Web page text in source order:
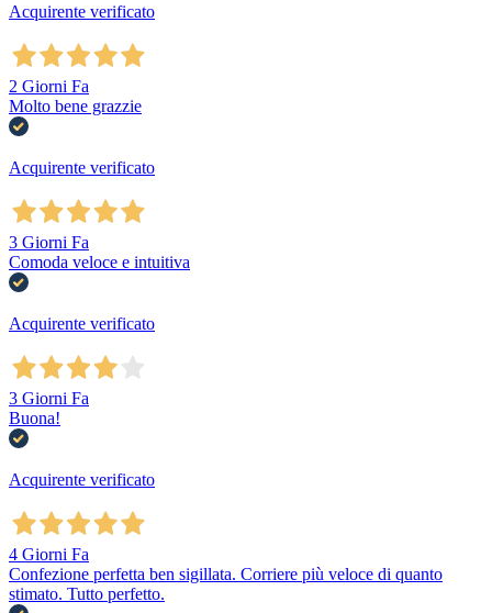
Acquirente verificato
2 Giorni Fa
Molto bene grazzie
Acquirente verificato
3 Giorni Fa
Comoda veloce e intuitiva
Acquirente verificato
3 Giorni Fa
Buona!
Acquirente verificato
4 Giorni Fa
Confezione perfetta ben sigillata. Corriere più veloce di quanto
stimato. Tutto perfetto.